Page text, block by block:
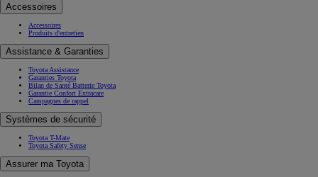
Accessoires
Accessoires
Produits d'entretien
Assistance & Garanties
Toyota Assistance
Garanties Toyota
Bilan de Santé Batterie Toyota
Garantie Confort Extracare
Campagnes de rappel
Systèmes de sécurité
Toyota T-Mate
Toyota Safety Sense
Assurer ma Toyota